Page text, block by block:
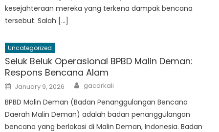
kesejahteraan mereka yang terkena dampak bencana
tersebut. Salah […]
Uncategorized
Seluk Beluk Operasional BPBD Malin Deman:
Respons Bencana Alam
Posted
on
January 9, 2026 Author
gacorkali
BPBD Malin Deman (Badan Penanggulangan Bencana
Daerah Malin Deman) adalah badan penanggulangan
bencana yang berlokasi di Malin Deman, Indonesia. Badan